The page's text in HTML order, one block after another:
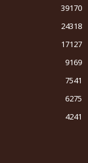
39170
24318
17127
9169
7541
6275
4241